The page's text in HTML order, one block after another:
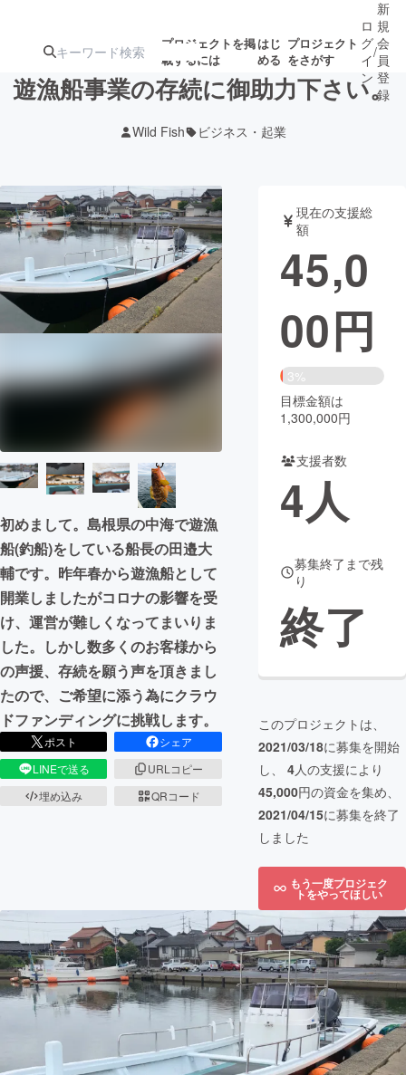
プロジェクトを掲
載するには
はじ
める
プロジェクト
をさがす
アート・写真
テクノロジー・ガジェット ゲーム・サ
ビジネス・起業 チャレンジ
まちづくり・地域活性化
CAMPFIRE for Social Good
CAMPFIRE Creation
CAMPFIREふるさと納税machi-ya コミュニティ
ロ
グ
イ
ン
/
新
規
会
員
登
録
遊漁船事業の存続に御助力下さい。
Wild Fish ビジネス・起業
初めまして。島根県の中海で遊漁
船(釣船)をしている船長の田邉大
輔です。昨年春から遊漁船として
開業しましたがコロナの影響を受
け、運営が難しくなってまいりま
した。しかし数多くのお客様から
の声援、存続を願う声を頂きまし
たので、ご希望に添う為にクラウ
ドファンディングに挑戦します。
ポスト
シェア
LINEで送る
URLコピー
埋め込み
QRコード
現在の支援総
額
45,0
00円
3%
目標金額は
1,300,000円
支援者数
4人
募集終了まで残
り
終了
このプロジェクトは、
2021/03/18に募集を開始
し、 4人の支援により
45,000円の資金を集め、
2021/04/15に募集を終了
しました
もう一度プロジェク
トをやってほしい